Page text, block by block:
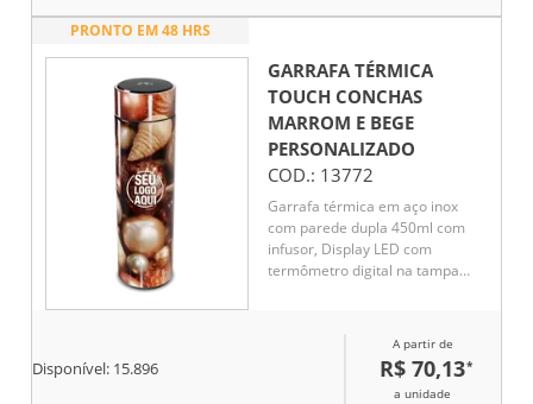
PRONTO EM 48 HRS
GARRAFA TÉRMICA
TOUCH CONCHAS
MARROM E BEGE
PERSONALIZADO
COD.: 13772
Garrafa térmica em aço inox
com parede dupla 450ml com
infusor, Display LED com
termômetro digital na tampa
Disponível: 15.896
A partir de
R$ 70,13*
a unidade